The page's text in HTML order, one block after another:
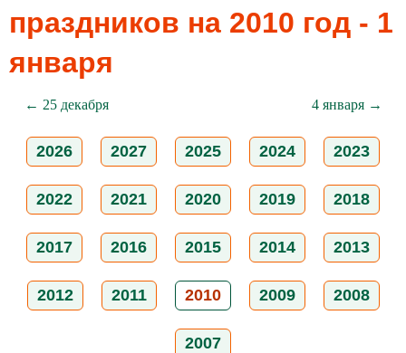
праздников на 2010 год - 1
января
← 25 декабря 4 января →
2026 2027 2025 2024 2023
2022 2021 2020 2019 2018
2017 2016 2015 2014 2013
2012 2011 2010 2009 2008
2007